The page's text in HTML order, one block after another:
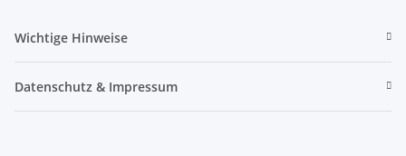
Wichtige Hinweise
Datenschutz & Impressum